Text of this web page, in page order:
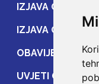
IZJAVA O ZAŠTITI
IZJAVA O
OBAVIJEST
UVJETI